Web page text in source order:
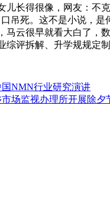
儿长得很像，网友：不
吊死。这不是小说，
马云很早就看大白了，
综评拆解、升学规规定制
国NMN行业研究演讲
场监视办理所开展除夕